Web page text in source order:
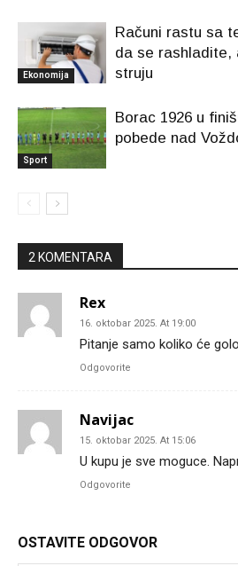
Ekonomija
Računi rastu sa
da se rashladite,
struju
Sport
Borac 1926 u
pobede nad
2 KOMENTARA
Rex
16. oktobar 2025. At 19:00
Pitanje samo koliko će
Odgovorite
Navijac
15. oktobar 2025. At 15:06
U kupu je sve moguce.
Odgovorite
OSTAVITE ODGOVOR